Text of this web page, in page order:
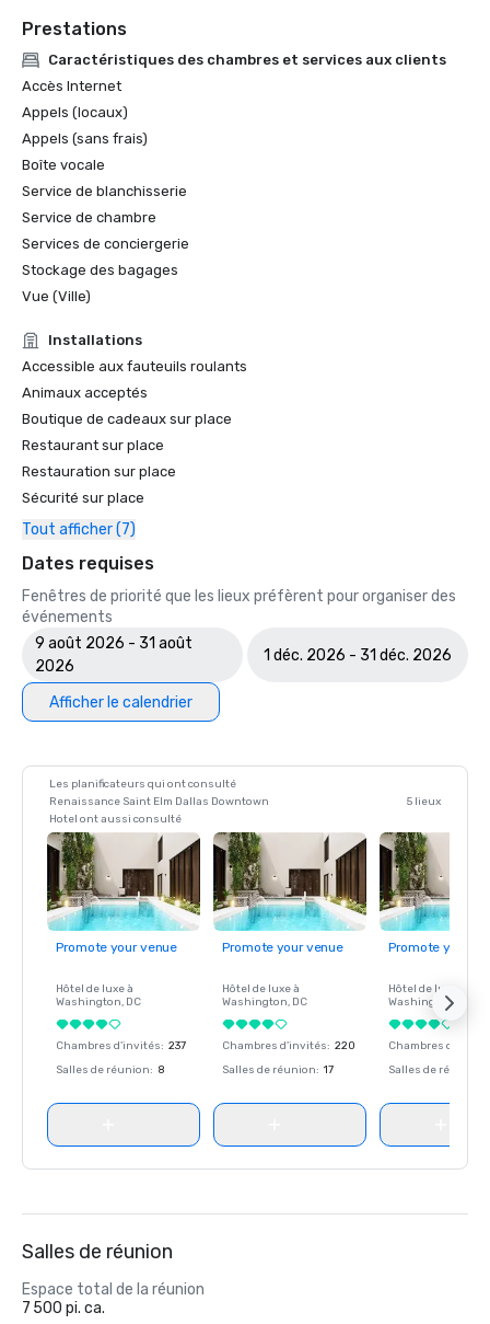
Prestations
Caractéristiques des chambres et services aux clients
Accès Internet
Appels (locaux)
Appels (sans frais)
Boîte vocale
Service de blanchisserie
Service de chambre
Services de conciergerie
Stockage des bagages
Vue (Ville)
Installations
Accessible aux fauteuils roulants
Animaux acceptés
Boutique de cadeaux sur place
Restaurant sur place
Restauration sur place
Sécurité sur place
Tout afficher (7)
Dates requises
Fenêtres de priorité que les lieux préfèrent pour organiser des
événements
9 août 2026 - 31 août
2026
1 déc. 2026 - 31 déc. 2026
Afficher le calendrier
Les planificateurs qui ont consulté
Renaissance Saint Elm Dallas Downtown
Hotel ont aussi consulté
5 lieux
Promote your venue
Hôtel de luxe à
Washington, DC
Chambres d'invités: 237
Salles de réunion: 8
Promote your venue
Hôtel de luxe à
Washington, DC
Chambres d'invités: 220
Salles de réunion: 17
Promote your
Hôtel de luxe à
Washington
Chambres
Salles de réunion
Salles de réunion
Espace total de la réunion
7 500 pi. ca.